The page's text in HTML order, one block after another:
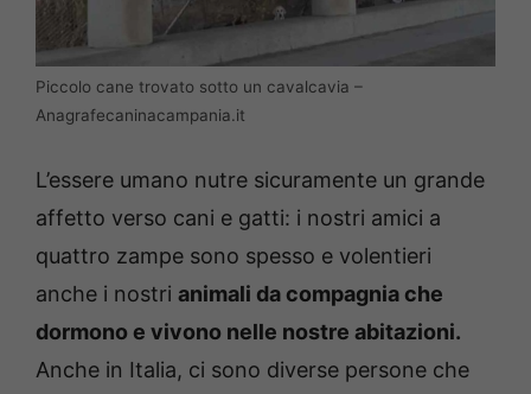
Piccolo cane trovato sotto un cavalcavia –
Anagrafecaninacampania.it
L’essere umano nutre sicuramente un grande
affetto verso cani e gatti: i nostri amici a
quattro zampe sono spesso e volentieri
anche i nostri animali da compagnia che
dormono e vivono nelle nostre abitazioni.
Anche in Italia, ci sono diverse persone che